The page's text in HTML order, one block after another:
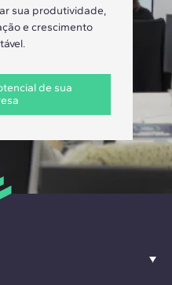
sua produtividade,
e crescimento
de sua